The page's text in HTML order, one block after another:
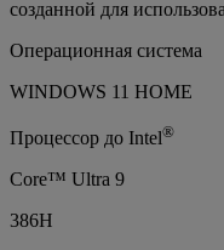
созданной для
Операционная система
WINDOWS 11 HOME
Процессор до Intel®
Core™ Ultra 9
386H